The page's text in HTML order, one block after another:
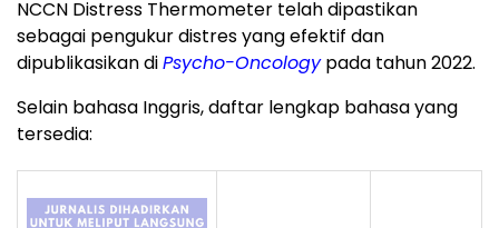
NCCN Distress Thermometer telah dipastikan
sebagai pengukur distres yang efektif dan
dipublikasikan diPsycho-Oncologypada tahun 2022.
Selain bahasa Inggris, daftar lengkap bahasa yang
tersedia: